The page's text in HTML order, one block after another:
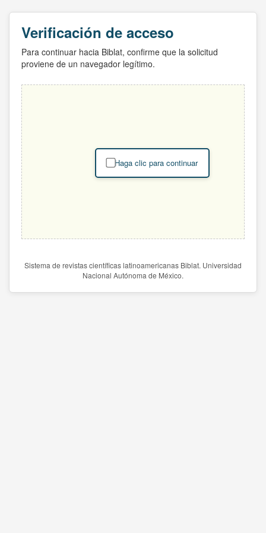
Verificación de acceso
Para continuar hacia Biblat, confirme que la solicitud
proviene de un navegador legítimo.
Haga clic para continuar
Sistema de revistas científicas latinoamericanas Biblat. Universidad
Nacional Autónoma de México.